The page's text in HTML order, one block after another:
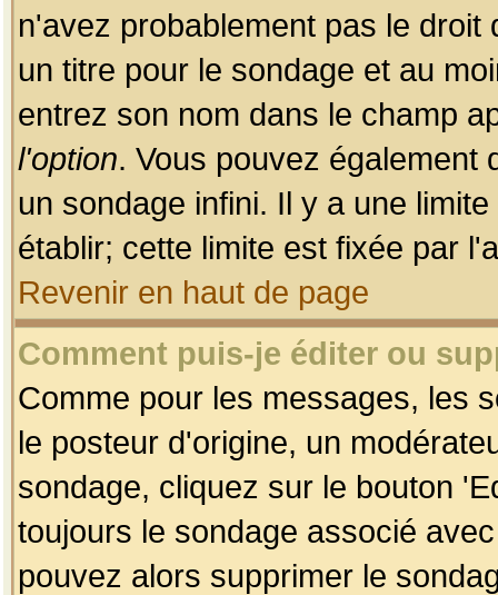
n'avez probablement pas le
un titre pour le sondage et au
entrez son nom dans le champ
l'option. Vous pouvez également
un sondage infini. Il y a une
établir; cette limite est fixée par
Revenir en haut de page
Comment puis-je éditer ou
Comme pour les messages, les
le posteur d'origine, un
sondage, cliquez sur le bouton
toujours le sondage associé
pouvez alors supprimer le